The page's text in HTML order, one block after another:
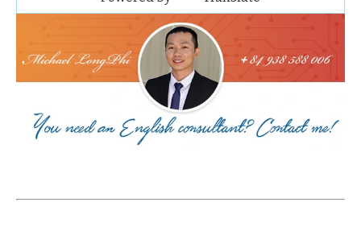
quận 4 hứa hẹn sẽ trở thành một trung tâm sầm
uất, môi trường sống năng động, tiện nghi và
sang trọng.
Phòng tập YOGA.